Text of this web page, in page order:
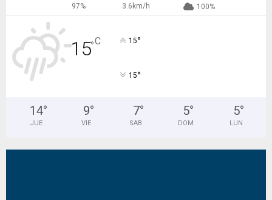
97% 3.6km/h 100%
15°C 15°
15°
14°
JUE
9°
VIE
7°
SAB
5°
DOM
5°
LUN